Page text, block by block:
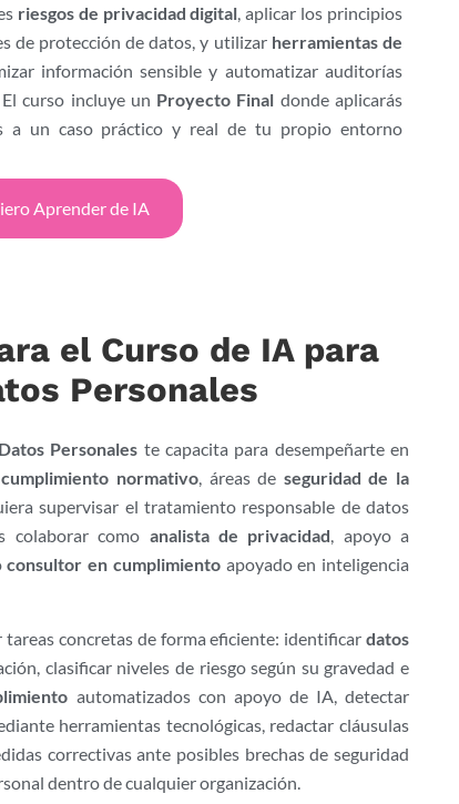
riesgos de privacidad digital, aplicar los principios
de protección de datos, y utilizar herramientas de
información sensible y automatizar auditorías
curso incluye un Proyecto Final donde aplicarás
a un caso práctico y real de tu propio entorno
Aprender de IA
el Curso de IA para
Personales
Personales te capacita para desempeñarte en
cumplimiento normativo, áreas de seguridad de la
supervisar el tratamiento responsable de datos
colaborar como analista de privacidad, apoyo a
consultor en cumplimientoapoyado en inteligencia
concretas de forma eficiente: identificar datos
clasificar niveles de riesgo según su gravedad e
automatizados con apoyo de IA, detectar
herramientas tecnológicas, redactar cláusulas
correctivas ante posibles brechas de seguridad
dentro de cualquier organización.